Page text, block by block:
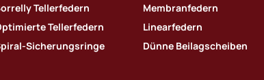
Tellerfedern
Membranfedern
Tellerfedern
Linearfedern
Sicherungsringe
Dünne Beilagscheiben